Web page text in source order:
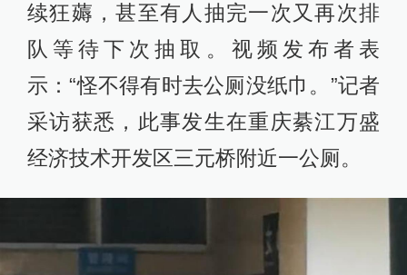
续狂薅，甚至有人抽完一次又再次排
队等待下次抽取。视频发布者表
示：“怪不得有时去公厕没纸巾。”记者
采访获悉，此事发生在重庆綦江万盛
经济技术开发区三元桥附近一公厕。